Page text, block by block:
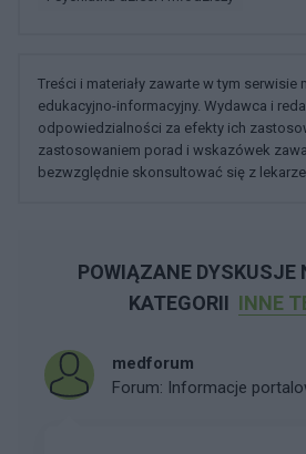
Treści i materiały zawarte w tym serwisie
edukacyjno-informacyjny. Wydawca i
odpowiedzialności za efekty ich
zastosowaniem porad i wskazówek
bezwzględnie skonsultować się z
POWIĄZANE DYSKUSJE
KATEGORII INNE
medforum
Forum: Informacje